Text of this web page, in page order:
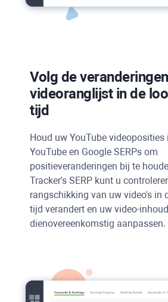
Volg de
videoranglijst in de
tijd
Houd uw YouTube videoposities
YouTube en Google SERPs om
positieveranderingen bij te
Tracker's SERP kunt u
rangschikking van uw video's in
tijd verandert en uw video-
dienovereenkomstig aanpassen.